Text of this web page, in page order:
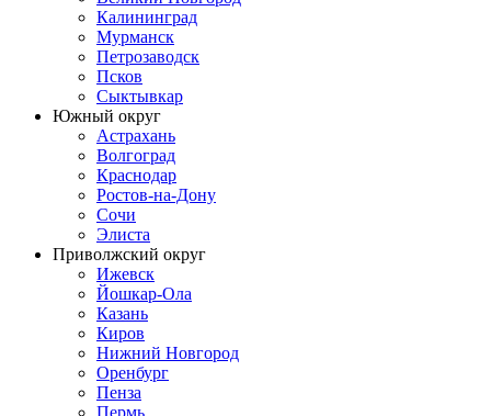
Калининград
Мурманск
Петрозаводск
Псков
Сыктывкар
Южный округ
Астрахань
Волгоград
Краснодар
Ростов-на-Дону
Сочи
Элиста
Приволжский округ
Ижевск
Йошкар-Ола
Казань
Киров
Нижний Новгород
Оренбург
Пенза
Пермь